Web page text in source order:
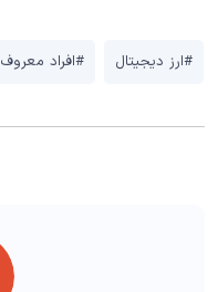
#ارز دیجیتال #افراد معروف